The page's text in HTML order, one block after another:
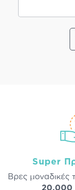
Super
Βρες μοναδικές
20.000